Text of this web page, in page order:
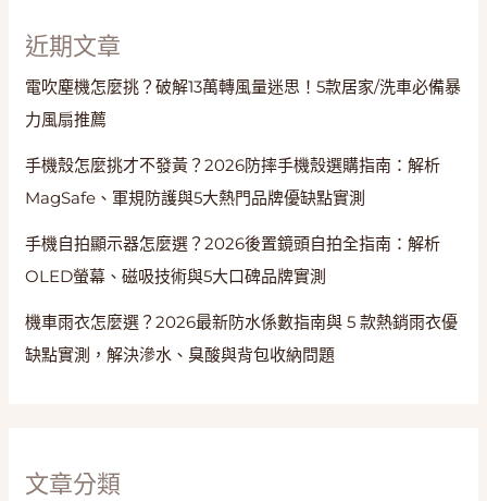
近期文章
電吹塵機怎麼挑？破解13萬轉風量迷思！5款居家/洗車必備暴
力風扇推薦
手機殼怎麼挑才不發黃？2026防摔手機殼選購指南：解析
MagSafe、軍規防護與5大熱門品牌優缺點實測
手機自拍顯示器怎麼選？2026後置鏡頭自拍全指南：解析
OLED螢幕、磁吸技術與5大口碑品牌實測
機車雨衣怎麼選？2026最新防水係數指南與 5 款熱銷雨衣優
缺點實測，解決滲水、臭酸與背包收納問題
文章分類